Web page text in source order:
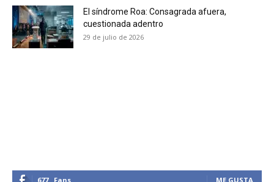
recibe todas las noticias del vapeo y la
reducción de daños en tu correo
electrónico.
El síndrome Roa: Consagrada afuera,
cuestionada adentro
29 de julio de 2026
677 Fans ME GUSTA